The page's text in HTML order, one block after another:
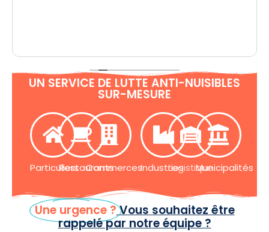
UN SERVICE DE LUTTE ANTI-NUISIBLES
SUR-MESURE
ParticuliersRestaurantsCommercesIndustriesLogistiqueMunicipalités
Une urgence ?Vous souhaitez être
rappelé par notre équipe ?